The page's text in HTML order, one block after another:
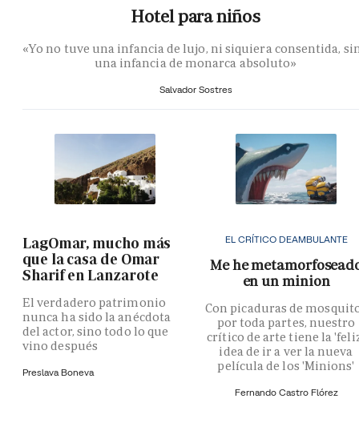
Hotel para niños
«Yo no tuve una infancia de lujo, ni siquiera consentida,
una infancia de monarca absoluto»
Salvador Sostres
LagOmar, mucho más
que la casa de Omar
Sharif en Lanzarote
El verdadero patrimonio
nunca ha sido la anécdota
del actor, sino todo lo que
vino después
Preslava Boneva
EL CRÍTICO DEAMBULANTE
Me he
en un minion
Con picaduras de
por toda partes, nuestro
crítico de arte tiene la
idea de ir a ver la nueva
película de los 'Minions'
Fernando Castro Flórez